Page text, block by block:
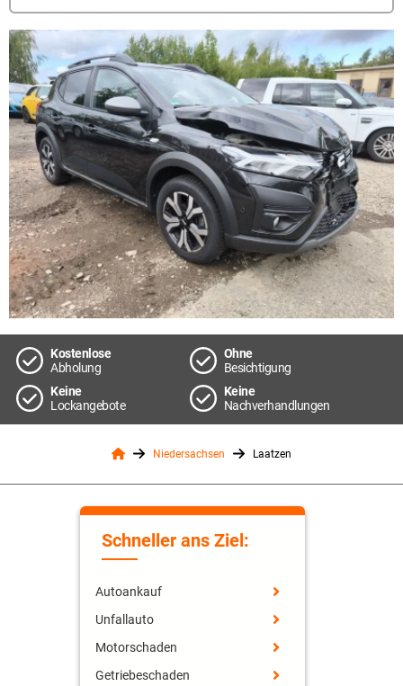
Kostenlose
Abholung
Ohne
Besichtigung
Keine
Lockangebote
Keine
Nachverhandlungen
Niedersachsen Laatzen
Schneller ans Ziel:
Autoankauf
Unfallauto
Motorschaden
Getriebeschaden